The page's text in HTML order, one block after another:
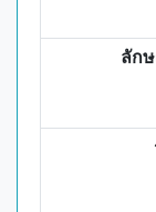
ลัก